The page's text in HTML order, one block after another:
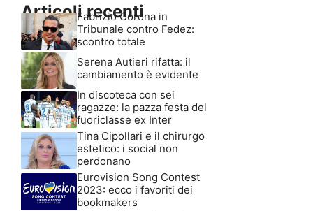
Articoli recenti
Fabrizio Corona in
Tribunale contro Fedez:
scontro totale
Serena Autieri rifatta: il
cambiamento è evidente
In discoteca con sei
ragazze: la pazza festa del
fuoriclasse ex Inter
Tina Cipollari e il chirurgo
estetico: i social non
perdonano
Eurovision Song Contest
2023: ecco i favoriti dei
bookmakers